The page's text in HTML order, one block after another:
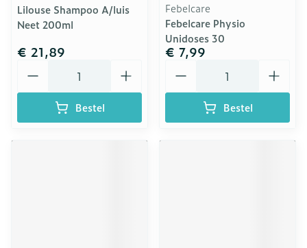
Lilouse Shampoo A/luis
Neet 200ml
€ 21,89
Bestel
Febelcare
Febelcare Physio
Unidoses 30
€ 7,99
Bestel